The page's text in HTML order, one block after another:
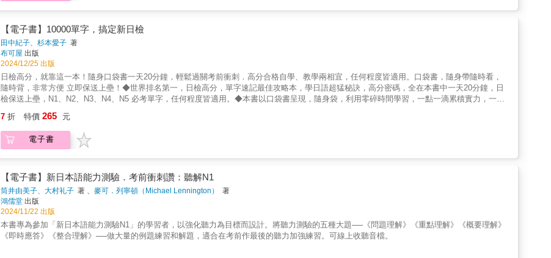
【世界最強，日檢單字書】◆實力３級跳只要確實掌握本書N5到N1的單字，那麼您就是打好留學考試、學校上課、生活日本最紮實的基礎了。快
速自學成功7個方法，絕對讓您的日語能力快速大跳級，行遍天下無敵手。◆猜題神準根據歷年考古題，整理出N1、N2、N3、N4、N5必考單字，
JLPT 新日檢，每一題都難不倒你！◆滴水不露配合最新日檢考題，N1、N2、N3、N4、N5重點單字，完全掌握，不漏失！◆高分合格依據新制公
布考試範圍，掌握N1、N2、N3、N4、N5 必考重點單字，保證合格！◆效果加倍日籍名師錄製的標準日語線上MP3，熟悉N1、N2、N3、N4、N5
考試語調及速度，增強日語聽力！【附贈免費QR Code線上MP3音檔】◆因應時代的進步， 原書「新日檢必考單字速成N1 N2 N3 N4 N5（MP3
版）」以「附贈線上MP3，免費QR Code音檔」口袋書，全新呈現給讀者。◆搭配線上教學MP3，提升學習效果及速度建議你與線上MP3一併使
用，方法是跟著老師一起「大聲」唸出來，並與日語老師的聲音做比較。在眼到、口到、耳到、心到等，周而復始的練習下，您不僅能牢牢記住這
些單字，輕輕鬆鬆就把日語學好，更能幫助你加強文法、聽力和閱讀。無論考試、留學、觀光、洽公都沒問題。真可謂一舉兩得。
【電子書】10000單字，搞定新日檢
田中紀子、杉本愛子 著
布可屋 出版
2024/12/25 出版
日檢高分，就靠這一本！隨身口袋書一天20分鐘，輕鬆過關考前衝刺．高分合格自學、教學兩相宜，任何程度皆適用。口袋書，隨身帶隨時看，
隨時背，非常方便 立即保送上壘！◆世界排名第一，日檢高分，單字速記最佳攻略本，學日語超猛秘訣，高分密碼，全在本書中一天20分鐘，日
檢保送上壘，N1、N2、N3、N4、N5 必考單字，任何程度皆適用。◆本書以口袋書呈現，隨身袋，利用零碎時間學習，一點一滴累積實力，一天
日語檢定、日語考試，考遍天下無敵手！◆本書收錄：破解日語檢定，必考關鍵單字◆配合最新考題，重點單字不漏失◆用記憶心法，記必考關鍵
單字◆1秒記一個◆每一題都難不倒你！◆幫您抓重點，從N5到N1，從入門到進階，輕鬆掌握單字記憶秘訣，事半功倍，一考就過關。◆高分合
格，單字速記攻略本單字→文法→聽力→閱讀1天20分鐘，從N5到N1輕鬆一考，保送合格秘訣，全都在這裡◆日檢必考單字SOP學習法，新日檢
求學者，可以順利進入日本大學進修研究，職場人士可以成功進入日商公司上班，商場人士快速創造最新商機。【最佳單字速記攻略本】●瞄準：
最新日檢應考教戰策略，迅速掌握主考官的出題方向，熟記最常考單字，花最少時間，得最高分數。 ●攻破：累積最強單字實力，配合例句記單
字，加強聽力、單字理解力，言語知識、讀解、聽解考題，全面攻破。 ●合格：配合線上MP3，強化日語「聽、說、讀、寫」，及臨場應考能力，
從N5到N1，考一次就合格，自學、教學兩相宜，任何程度皆適用。 【新日檢合格特攻書】 ●用SOP簡易流程圖，熟記N1、N2、N3、N4、N5必考
單字，應付日語檢定考，看這本就夠了。 ●單字、文法、聽力、模擬例句，新日檢考用書，老師和學生一致推薦。 ●考前最後衝刺，臨場應急最佳
新日檢考用書！【師生一致認可推薦】 ●猜題神準：多位JLPT日本官方日籍講師，根據歷年考古題，整理出N1、N2、N3、N4、N5最常考單字，
每一題都難不倒你！●滴水不露：配合最新日語檢定考試出題方向，N1、N2、N3、N4、N5重點單字不漏失，言語知識、讀解、聽解考題，全面攻
7 折 特價 265 元
電子書
【電子書】新日本語能力測驗．考前衝刺讚：聽解N1
筒井由美子、大村礼子 著 、麥可．列寧頓（Michael Lennington）
著
鴻儒堂 出版
2024/11/22 出版
本書專為參加「新日本語能力測驗N1」的學習者，以強化聽力為目標而設計。將聽力測驗的五種大題──《問題理解》《重點理解》《概要理解》
《即時應答》《整合理解》──做大量的例題練習和解題，適合在考前作最後的聽力加強練習。可線上收聽音檔。